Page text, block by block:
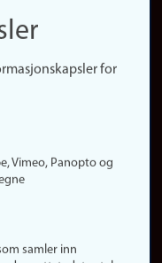
for
Vimeo, Panopto og
samler inn